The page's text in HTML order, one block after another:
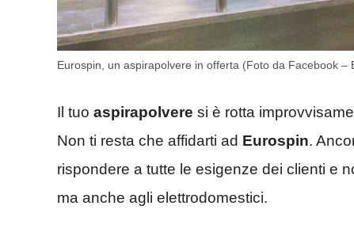
Eurospin, un aspirapolvere in offerta (Foto da Facebook –
Il tuo aspirapolvere si è rotta
Non ti resta che affidarti ad Eurospin.
rispondere a tutte le esigenze dei clienti e
ma anche agli elettrodomestici.